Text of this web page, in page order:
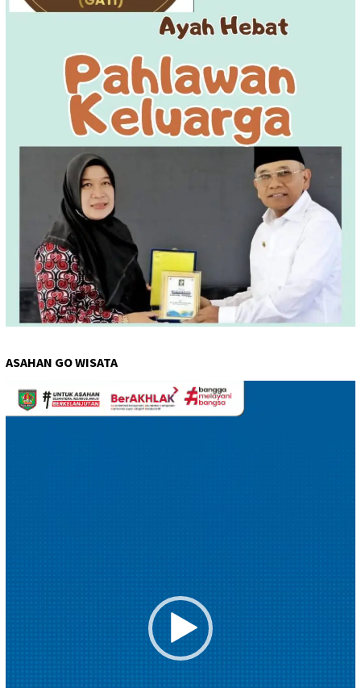
ASAHAN GO WISATA
Pemutar
Video